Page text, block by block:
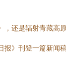
还是辐射青藏高
》刊登一篇新闻